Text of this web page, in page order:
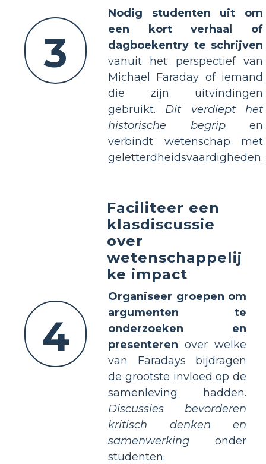
3
Nodig studenten uit om
een kort verhaal of
dagboekentry te schrijven
vanuit het perspectief van
Michael Faraday of iemand
die zijn uitvindingen
gebruikt. Dit verdiept het
historische begripen
verbindt wetenschap met
geletterdheidsvaardigheden.
4
Faciliteer een
klasdiscussie
over
wetenschappelij
ke impact
Organiseer groepen om
argumenten te
onderzoeken en
presenteren over welke
van Faradays bijdragen
de grootste invloed op de
samenleving hadden.
Discussies bevorderen
kritisch denken en
samenwerking onder
studenten.